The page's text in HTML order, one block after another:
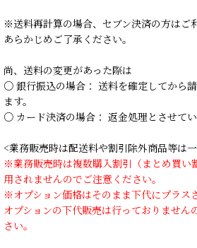
※送料再計算の場合、セブン決済の方はご
あらかじめご了承ください。
尚、送料の変更があった際は
○ 銀行振込の場合： 送料を確定してから
ます。
○ カード決済の場合： 返金処理とさせてい
<業務販売時は配送料や割引除外商品等は
※業務販売時は複数購入割引（まとめ買い
用されませんのでご注意ください。
※オプション価格はそのまま下代にプラス
オプションの下代販売は行っておりません
さい。